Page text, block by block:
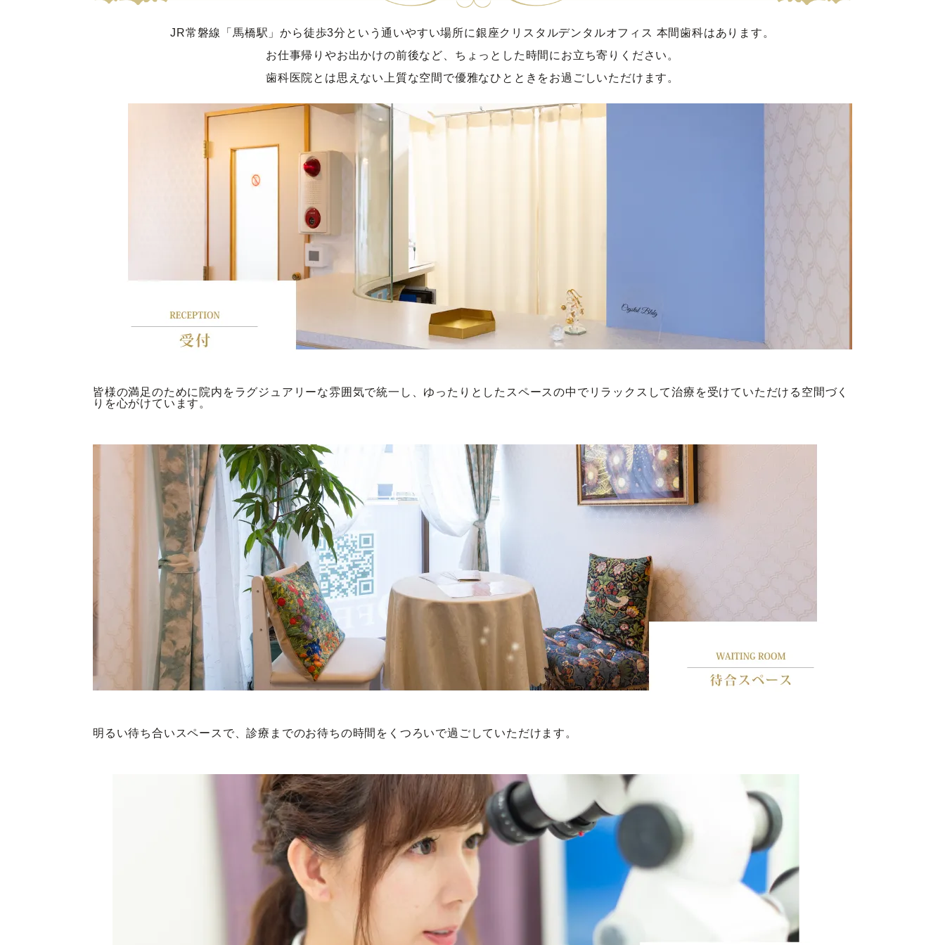
JR常磐線「馬橋駅」から徒歩3分という通いやすい場所に銀座クリスタルデンタルオフィス 本間歯科はあります。
お仕事帰りやお出かけの前後など、ちょっとした時間にお立ち寄りください。
歯科医院とは思えない上質な空間で優雅なひとときをお過ごしいただけます。
皆様の満足のために院内をラグジュアリーな雰囲気で統一し、ゆったりとしたスペースの中でリラックスして治療を受けていただける空間づく
りを心がけています。
明るい待ち合いスペースで、診療までのお待ちの時間をくつろいで過ごしていただけます。